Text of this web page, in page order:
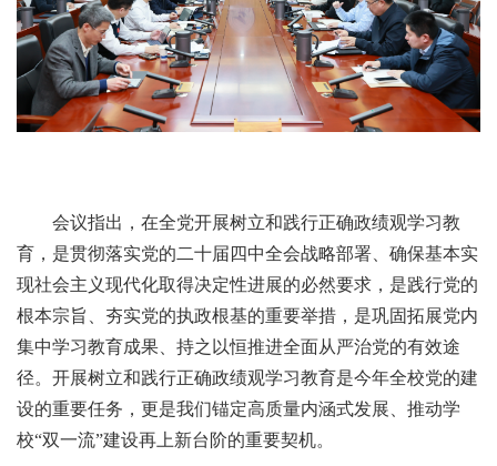
会议指出，在全党开展树立和践行正确政绩观学习教
育，是贯彻落实党的二十届四中全会战略部署、确保基本实
现社会主义现代化取得决定性进展的必然要求，是践行党的
根本宗旨、夯实党的执政根基的重要举措，是巩固拓展党内
集中学习教育成果、持之以恒推进全面从严治党的有效途
径。开展树立和践行正确政绩观学习教育是今年全校党的建
设的重要任务，更是我们锚定高质量内涵式发展、推动学
校“双一流”建设再上新台阶的重要契机。